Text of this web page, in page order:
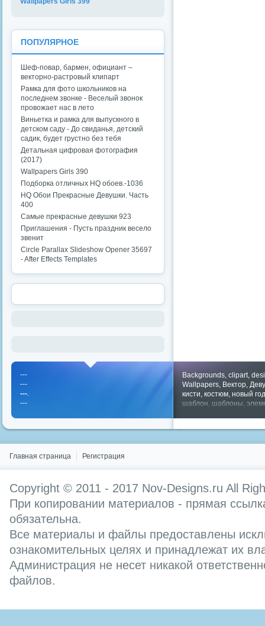
ПОПУЛЯРНОЕ
Шеф-повар, бармен, официант –
векторно-растровый клипарт
Рамка для фото школьников на
последнем звонке - Веселый звонок
провожает нас в лето
Виньетка и рамка для выпускного в
детском саду - До свиданья, детский
садик, будет грустно без тебя
Детальная цифровая фотография
(2017)
Wallpapers Girls 390
Подборка отличных HQ обоев.-1036
HQ Обои Прекрасные Девушки. Часть
400
Самые прекрасные девушки 923
Приглашения - Пусть праздник весело
звенит
Circle Parallax Slideshow Opener 35697
- After Effects Templates
Backgrounds, clipart,
Wallpapers, Вектор,
кисти, костюм, новый год
шаблон, шаблоны,
---
---
---.
---
Главная страница Регистрация
Copyright © 2011 - 2017 Nov-Designs.ru All
При копировании материалов - прямая
обязательна.
Все материалы и файлы предоставлены
ознакомительных целях и принадлежат их
Администрация не несет никакой
файлов.